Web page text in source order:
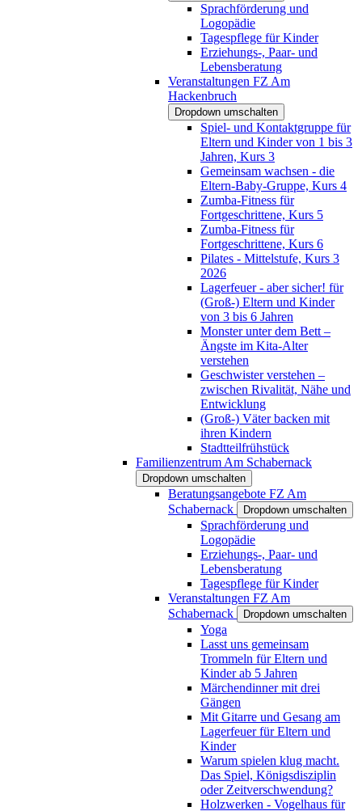
Sprachförderung und
Logopädie
Tagespflege für Kinder
Erziehungs-, Paar- und
Lebensberatung
Veranstaltungen FZ Am
Hackenbruch
Dropdown umschalten
Spiel- und Kontaktgruppe für
Eltern und Kinder von 1 bis 3
Jahren, Kurs 3
Gemeinsam wachsen - die
Eltern-Baby-Gruppe, Kurs 4
Zumba-Fitness für
Fortgeschrittene, Kurs 5
Zumba-Fitness für
Fortgeschrittene, Kurs 6
Pilates - Mittelstufe, Kurs 3
2026
Lagerfeuer - aber sicher! für
(Groß-) Eltern und Kinder
von 3 bis 6 Jahren
Monster unter dem Bett –
Ängste im Kita-Alter
verstehen
Geschwister verstehen –
zwischen Rivalität, Nähe und
Entwicklung
(Groß-) Väter backen mit
ihren Kindern
Stadtteilfrühstück
Familienzentrum Am Schabernack
Dropdown umschalten
Beratungsangebote FZ Am
Schabernack
Dropdown umschalten
Sprachförderung und
Logopädie
Erziehungs-, Paar- und
Lebensberatung
Tagespflege für Kinder
Veranstaltungen FZ Am
Schabernack
Dropdown umschalten
Yoga
Lasst uns gemeinsam
Trommeln für Eltern und
Kinder ab 5 Jahren
Märchendinner mit drei
Gängen
Mit Gitarre und Gesang am
Lagerfeuer für Eltern und
Kinder
Warum spielen klug macht.
Das Spiel, Königsdisziplin
oder Zeitverschwendung?
Holzwerken - Vogelhaus für